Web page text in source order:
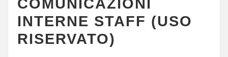
COMUNICAZIONI
INTERNE STAFF (USO
RISERVATO)